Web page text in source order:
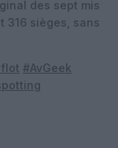
des sept mis
316 sièges, sans
#AvGeek